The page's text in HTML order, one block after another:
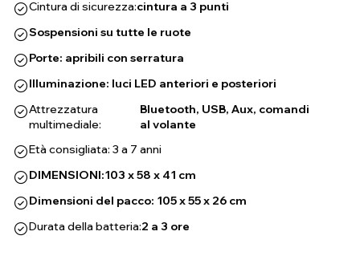
Cintura di sicurezza:cintura a 3 punti
Sospensioni su tutte le ruote
Porte: apribili con serratura
Illuminazione: luci LED anteriori e posteriori
Attrezzatura
multimediale:
Bluetooth, USB, Aux, comandi
al volante
Età consigliata: 3 a 7 anni
DIMENSIONI:103 x 58 x 41 cm
Dimensioni del pacco: 105 x 55 x 26 cm
Durata della batteria:2 a 3 ore